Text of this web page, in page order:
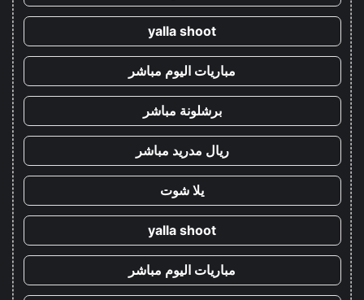
yalla shoot
مباريات اليوم مباشر
برشلونة مباشر
ريال مدريد مباشر
يلا شوت
yalla shoot
مباريات اليوم مباشر